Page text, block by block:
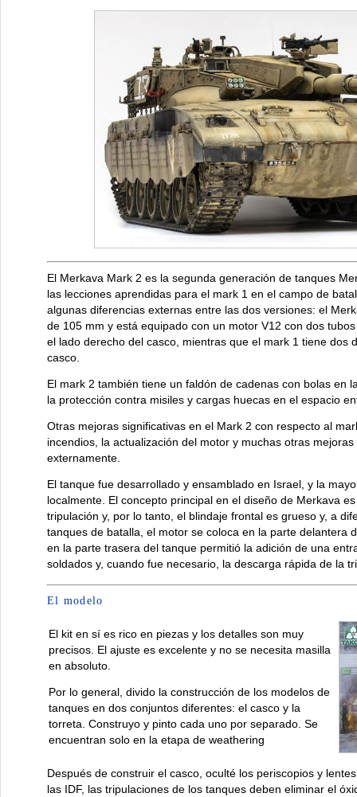
El Merkava Mark 2 es la segunda generación de tanques
las lecciones aprendidas para el mark 1 en el campo de
algunas diferencias externas entre las dos versiones: el
de 105 mm y está equipado con un motor V12 con dos
el lado derecho del casco, mientras que el mark 1 tiene dos
casco.
El mark 2 también tiene un faldón de cadenas con bolas en
la protección contra misiles y cargas huecas en el espacio
Otras mejoras significativas en el Mark 2 con respecto al
incendios, la actualización del motor y muchas otras
externamente.
El tanque fue desarrollado y ensamblado en Israel, y la
localmente. El concepto principal en el diseño de Merkava
tripulación y, por lo tanto, el blindaje frontal es grueso y, a
tanques de batalla, el motor se coloca en la parte delantera
en la parte trasera del tanque permitió la adición de una
soldados y, cuando fue necesario, la descarga rápida de la
El modelo
El kit en sí es rico en piezas y los detalles son muy
precisos. El ajuste es excelente y no se necesita masilla
en absoluto.
Por lo general, divido la construcción de los modelos de
tanques en dos conjuntos diferentes: el casco y la
torreta. Construyo y pinto cada uno por separado. Se
encuentran solo en la etapa de weathering
Después de construir el casco, oculté los periscopios y
las IDF, las tripulaciones de los tanques deben eliminar el